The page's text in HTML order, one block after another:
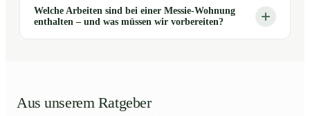
Welche Arbeiten sind bei einer Messie-Wohnung
enthalten – und was müssen wir vorbereiten?
Aus unserem Ratgeber